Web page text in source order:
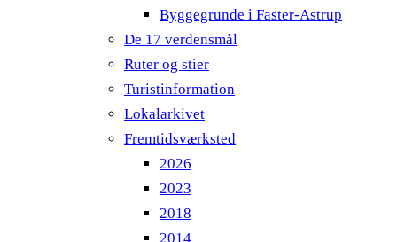
Byggegrunde i Faster-Astrup
De 17 verdensmål
Ruter og stier
Turistinformation
Lokalarkivet
Fremtidsværksted
2026
2023
2018
2014